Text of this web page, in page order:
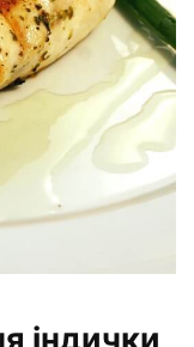
індички